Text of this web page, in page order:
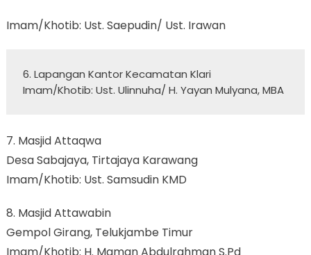
Imam/Khotib: Ust. Saepudin/ Ust. Irawan
6. Lapangan Kantor Kecamatan Klari
Imam/Khotib: Ust. Ulinnuha/ H. Yayan Mulyana, MBA
7. Masjid Attaqwa
Desa Sabajaya, Tirtajaya Karawang
Imam/Khotib: Ust. Samsudin KMD
8. Masjid Attawabin
Gempol Girang, Telukjambe Timur